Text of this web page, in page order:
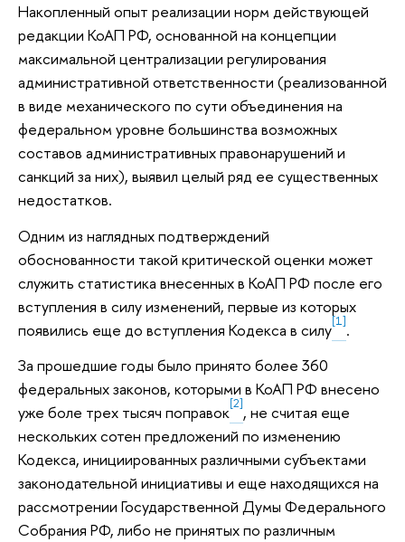
Накопленный опыт реализации норм действующей
редакции КоАП РФ, основанной на концепции
максимальной централизации регулирования
административной ответственности (реализованной
в виде механического по сути объединения на
федеральном уровне большинства возможных
составов административных правонарушений и
санкций за них), выявил целый ряд ее существенных
недостатков.
Одним из наглядных подтверждений
обоснованности такой критической оценки может
служить статистика внесенных в КоАП РФ после его
вступления в силу изменений, первые из которых
появились еще до вступления Кодекса в силу[1].
За прошедшие годы было принято более 360
федеральных законов, которыми в КоАП РФ внесено
уже боле трех тысяч поправок[2], не считая еще
нескольких сотен предложений по изменению
Кодекса, инициированных различными субъектами
законодательной инициативы и еще находящихся на
рассмотрении Государственной Думы Федерального
Собрания РФ, либо не принятых по различным